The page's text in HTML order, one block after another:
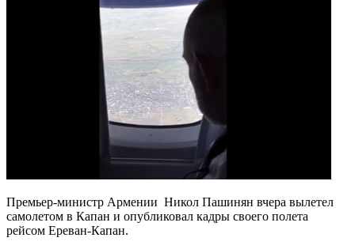
Премьер-министр Армении Никол Пашинян вчера вылетел
самолетом в Капан и опубликовал кадры своего полета
рейсом Ереван-Капан.